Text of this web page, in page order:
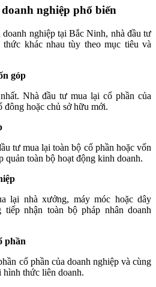
nghiệp phổ biến
nghiệp tại Bắc Ninh, nhà đầu tư
khác nhau tùy theo mục tiêu và
góp
Nhà đầu tư mua lại cổ phần của
đông hoặc chủ sở hữu mới.
tư mua lại toàn bộ cổ phần hoặc vốn
quản toàn bộ hoạt động kinh doanh.
lại nhà xưởng, máy móc hoặc dây
tiếp nhận toàn bộ pháp nhân doanh
phần
cổ phần của doanh nghiệp và cùng
hình thức liên doanh.